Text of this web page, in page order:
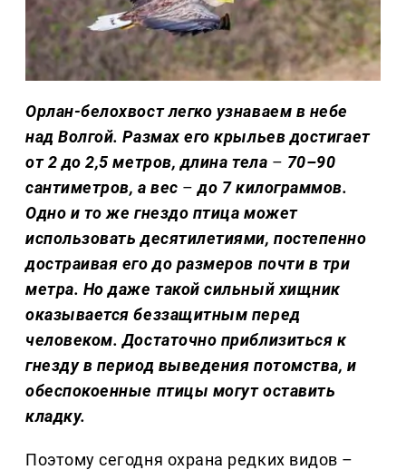
Орлан-белохвост легко узнаваем в небе
над Волгой. Размах его крыльев достигает
от 2 до 2,5 метров, длина тела – 70–90
сантиметров, а вес – до 7 килограммов.
Одно и то же гнездо птица может
использовать десятилетиями, постепенно
достраивая его до размеров почти в три
метра. Но даже такой сильный хищник
оказывается беззащитным перед
человеком. Достаточно приблизиться к
гнезду в период выведения потомства, и
обеспокоенные птицы могут оставить
кладку.
Поэтому сегодня охрана редких видов –